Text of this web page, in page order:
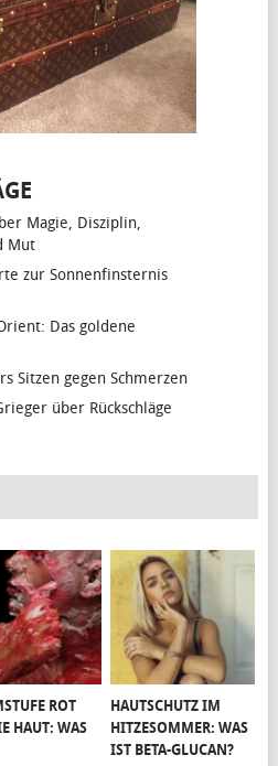
Magie, Disziplin,
Mut
zur Sonnenfinsternis
Das goldene
Sitzen gegen Schmerzen
über Rückschläge
ROT
HAUT: WAS
HAUTSCHUTZ IM
HITZESOMMER: WAS
IST BETA-GLUCAN?